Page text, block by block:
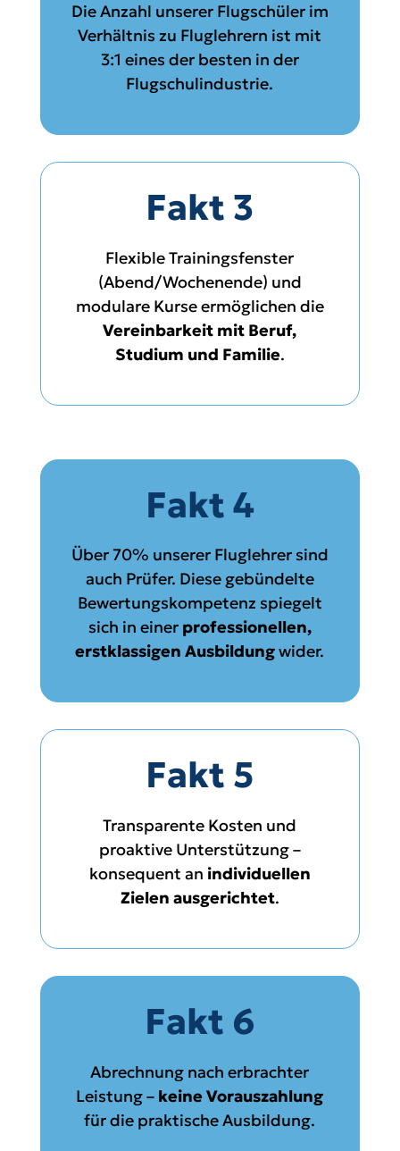
Die Anzahl unserer Flugschüler im
Verhältnis zu Fluglehrern ist mit
3:1 eines der besten in der
Flugschulindustrie.
Fakt 3
Flexible Trainingsfenster
(Abend/Wochenende) und
modulare Kurse ermöglichen die
Vereinbarkeit mit Beruf,
Studium und Familie.
Fakt 4
Über 70% unserer Fluglehrer sind
auch Prüfer. Diese gebündelte
Bewertungskompetenz spiegelt
sich in einer professionellen,
erstklassigen Ausbildungwider.
Fakt 5
Transparente Kosten und
proaktive Unterstützung –
konsequent an individuellen
Zielen ausgerichtet.
Fakt 6
Abrechnung nach erbrachter
Leistung – keine Vorauszahlung
für die praktische Ausbildung.